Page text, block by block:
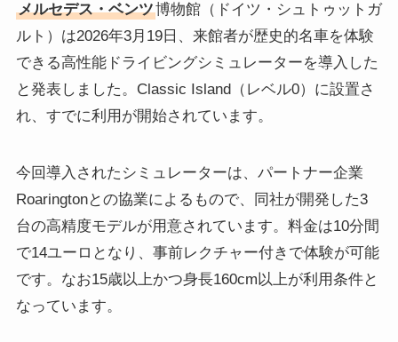
メルセデス・ベンツ博物館（ドイツ・シュトゥットガ
ルト）は2026年3月19日、来館者が歴史的名車を体験
できる高性能ドライビングシミュレーターを導入した
と発表しました。Classic Island（レベル0）に設置さ
れ、すでに利用が開始されています。
今回導入されたシミュレーターは、パートナー企業
Roaringtonとの協業によるもので、同社が開発した3
台の高精度モデルが用意されています。料金は10分間
で14ユーロとなり、事前レクチャー付きで体験が可能
です。なお15歳以上かつ身長160cm以上が利用条件と
なっています。